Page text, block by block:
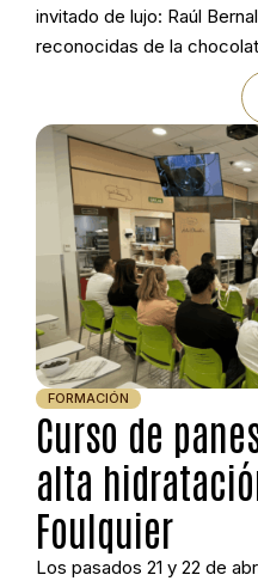
invitado de lujo: Raúl
reconocidas de la
protagonizó una jornada
de Lapaca. El maestro
distinguido con algunos de
reconocimientos
visión sobre el producto
Curso de
alta
Foulquier
FORMACIÓN
Los pasados 21 y 22 de